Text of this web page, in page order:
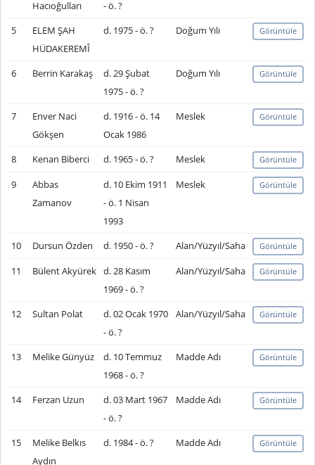
Hacıoğulları
- ö. ?
5
ELEM ŞAH
HÜDAKEREMÎ
d. 1975 - ö. ? Doğum Yılı Görüntüle
6 Berrin Karakaş
d. 29 Şubat
1975 - ö. ?
Doğum Yılı Görüntüle
7
Enver Naci
Gökşen
d. 1916 - ö. 14
Ocak 1986
Meslek Görüntüle
8 Kenan Biberci d. 1965 - ö. ? Meslek Görüntüle
9
Abbas
Zamanov
d. 10 Ekim 1911
- ö. 1 Nisan
1993
Meslek Görüntüle
10 Dursun Özden d. 1950 - ö. ? Alan/Yüzyıl/Saha Görüntüle
11 Bülent Akyürek d. 28 Kasım
1969 - ö. ?
Alan/Yüzyıl/Saha Görüntüle
12 Sultan Polat
d. 02 Ocak 1970
- ö. ?
Alan/Yüzyıl/Saha Görüntüle
13 Melike Günyüz
d. 10 Temmuz
1968 - ö. ?
Madde Adı Görüntüle
14 Ferzan Uzun
d. 03 Mart 1967
- ö. ?
Madde Adı Görüntüle
15
Melike Belkıs
Aydın
d. 1984 - ö. ? Madde Adı Görüntüle